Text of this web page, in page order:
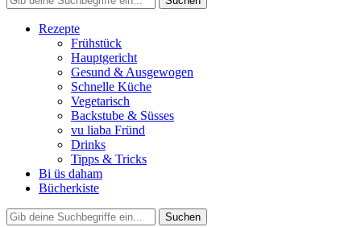
Rezepte
Frühstück
Hauptgericht
Gesund & Ausgewogen
Schnelle Küche
Vegetarisch
Backstube & Süsses
vu liaba Fründ
Drinks
Tipps & Tricks
Bi üs daham
Bücherkiste